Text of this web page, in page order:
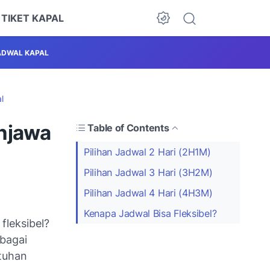
KAPAL
KAPAL
Table of Contents
Pilihan Jadwal 2 Hari (2H1M)
Pilihan Jadwal 3 Hari (3H2M)
Pilihan Jadwal 4 Hari (4H3M)
Kenapa Jadwal Bisa Fleksibel?